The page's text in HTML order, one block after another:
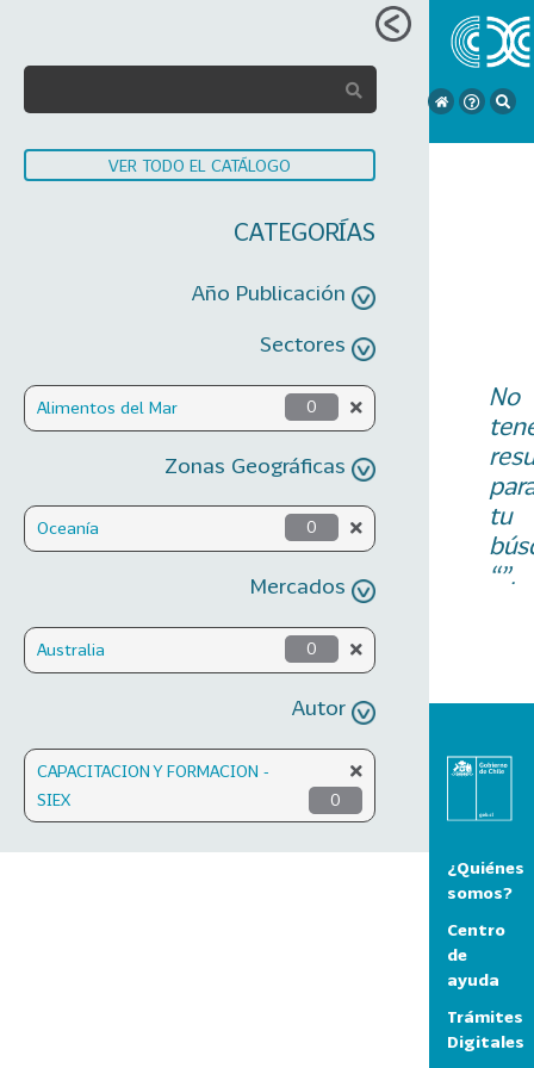
VER TODO EL CATÁLOGO
CATEGORÍAS
Año Publicación
Sectores
Alimentos del Mar 0
Zonas Geográficas
Oceanía 0
Mercados
Australia 0
Autor
CAPACITACION Y FORMACION -
SIEX
0
No
tu
“”.
¿Quiénes
somos?
Centro
de
ayuda
Trámites
Digitales